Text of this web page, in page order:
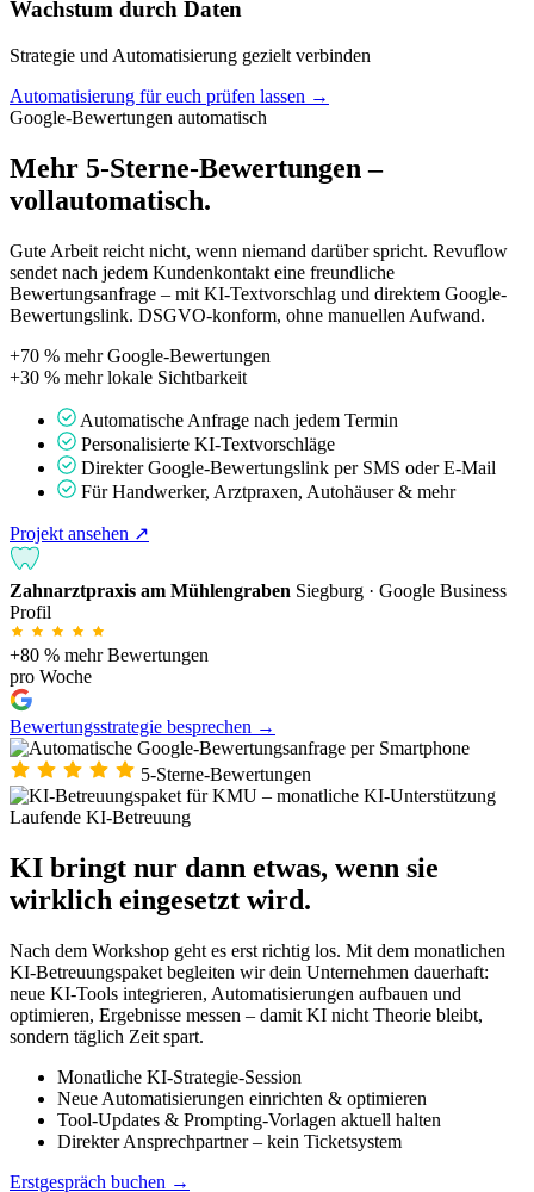
Wachstum durch Daten
Strategie und Automatisierung gezielt verbinden
Automatisierung für euch prüfen lassen →
Google-Bewertungen automatisch
Mehr 5-Sterne-Bewertungen –
vollautomatisch.
Gute Arbeit reicht nicht, wenn niemand darüber spricht. Revuflow
sendet nach jedem Kundenkontakt eine freundliche
Bewertungsanfrage – mit KI-Textvorschlag und direktem Google-
Bewertungslink. DSGVO-konform, ohne manuellen Aufwand.
+70 % mehr Google-Bewertungen
+30 % mehr lokale Sichtbarkeit
Automatische Anfrage nach jedem Termin
Personalisierte KI-Textvorschläge
Direkter Google-Bewertungslink per SMS oder E-Mail
Für Handwerker, Arztpraxen, Autohäuser & mehr
Projekt ansehen ↗
Zahnarztpraxis am Mühlengraben Siegburg · Google Business
Profil
+80 % mehr Bewertungen
pro Woche
Bewertungsstrategie besprechen →
5-Sterne-Bewertungen
Laufende KI-Betreuung
KI bringt nur dann etwas, wenn sie
wirklich eingesetzt wird.
Nach dem Workshop geht es erst richtig los. Mit dem monatlichen
KI-Betreuungspaket begleiten wir dein Unternehmen dauerhaft:
neue KI-Tools integrieren, Automatisierungen aufbauen und
optimieren, Ergebnisse messen – damit KI nicht Theorie bleibt,
sondern täglich Zeit spart.
Monatliche KI-Strategie-Session
Neue Automatisierungen einrichten & optimieren
Tool-Updates & Prompting-Vorlagen aktuell halten
Direkter Ansprechpartner – kein Ticketsystem
Erstgespräch buchen →